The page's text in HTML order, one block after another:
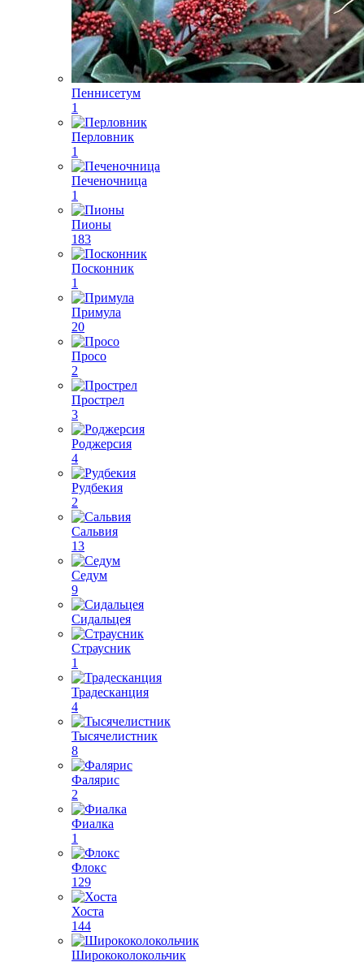
Пеннисетум
1
Перловник
1
Печеночница
1
Пионы
183
Посконник
1
Примула
20
Просо
2
Прострел
3
Роджерсия
4
Рудбекия
2
Сальвия
13
Седум
9
Сидальцея
Страусник
1
Традесканция
4
Тысячелистник
8
Фалярис
2
Фиалка
1
Флокс
129
Хоста
144
Ширококолокольчик